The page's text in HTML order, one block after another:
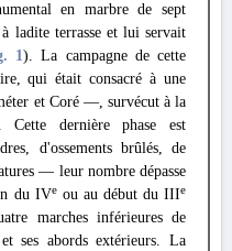
en marbre de sept
ladite terrasse et lui servait
1). La campagne de cette
qui était consacré à une
et Coré —, survécut à la
Cette dernière phase est
d'ossements brûlés, de
— leur nombre dépasse
du IVeou au début du IIIe
marches inférieures de
ses abords extérieurs. La